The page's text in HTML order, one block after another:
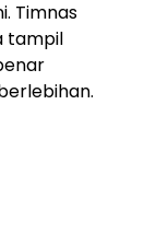
Timnas
tampil